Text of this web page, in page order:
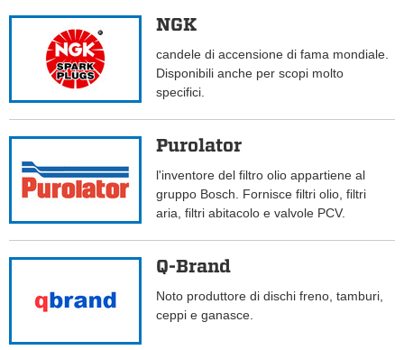
NGK
candele di accensione di fama mondiale.
Disponibili anche per scopi molto
specifici.
Purolator
l'inventore del filtro olio appartiene al
gruppo Bosch. Fornisce filtri olio, filtri
aria, filtri abitacolo e valvole PCV.
Q-Brand
Noto produttore di dischi freno, tamburi,
ceppi e ganasce.